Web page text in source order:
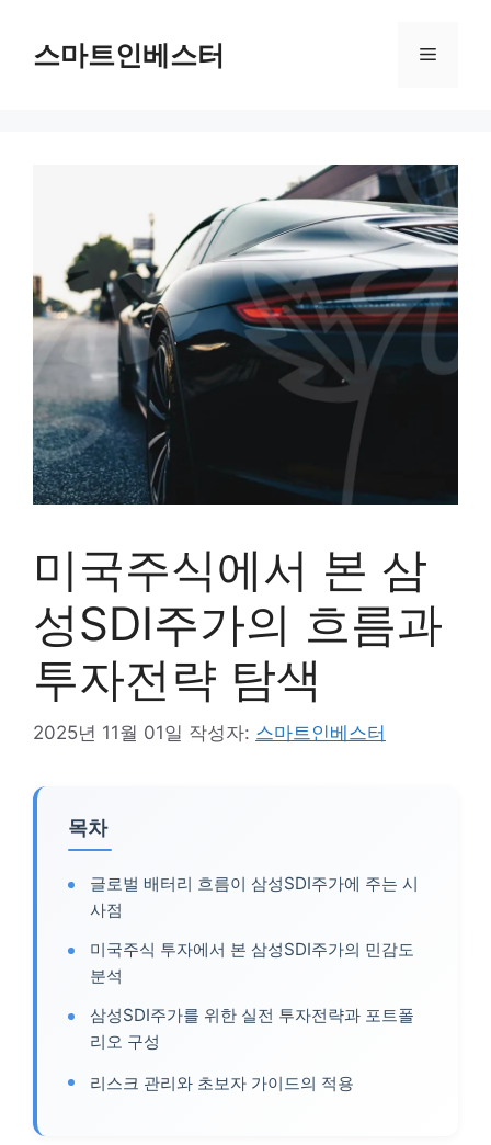
스마트인베스터 메
미국주식에서 본 삼
성SDI주가의 흐름과
투자전략 탐색
2025년 11월 01일 작성자: 스마트인베스터
목차
글로벌 배터리 흐름이 삼성SDI주가에 주는 시
사점
미국주식 투자에서 본 삼성SDI주가의 민감도
분석
삼성SDI주가를 위한 실전 투자전략과 포트폴
리오 구성
리스크 관리와 초보자 가이드의 적용